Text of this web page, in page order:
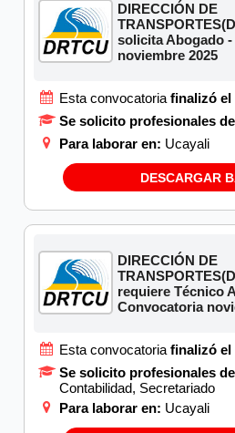
DIRECCIÓN DE
solicita Abogado
noviembre 2025
Esta convocatoria finalizó el
Se solicito profesionales
Para laborar en: Ucayali
DESCARGAR
DIRECCIÓN DE
requiere Técnico
Convocatoria
Esta convocatoria finalizó el
Se solicito profesionales
Contabilidad, Secretariado
Para laborar en: Ucayali